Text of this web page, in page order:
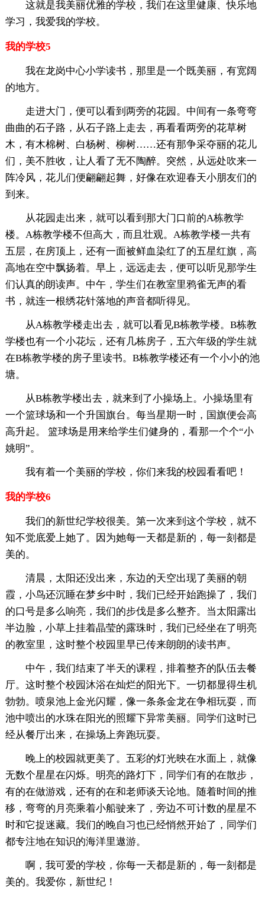
这就是我美丽优雅的学校，我们在这里健康、快乐地
学习，我爱我的学校。
我的学校5
我在龙岗中心小学读书，那里是一个既美丽，有宽阔
的地方。
走进大门，便可以看到两旁的花园。中间有一条弯弯
曲曲的石子路，从石子路上走去，再看看两旁的花草树
木，有木棉树、白杨树、柳树……还有那争采夺丽的花儿
们，美不胜收，让人看了无不陶醉。突然，从远处吹来一
阵冷风，花儿们便翩翩起舞，好像在欢迎春天小朋友们的
到来。
从花园走出来，就可以看到那大门口前的A栋教学
楼。A栋教学楼不但高大，而且壮观。A栋教学楼一共有
五层，在房顶上，还有一面被鲜血染红了的五星红旗，高
高地在空中飘扬着。早上，远远走去，便可以听见那学生
们认真的朗读声。中午，学生们在教室里鸦雀无声的看
书，就连一根绣花针落地的声音都听得见。
从A栋教学楼走出去，就可以看见B栋教学楼。B栋教
学楼也有一个小花坛，还有几栋房子，五六年级的学生就
在B栋教学楼的房子里读书。B栋教学楼还有一个小小的池
塘。
从B栋教学楼出去，就来到了小操场上。小操场里有
一个篮球场和一个升国旗台。每当星期一时，国旗便会高
高升起。 篮球场是用来给学生们健身的，看那一个个“小
姚明”。
我有着一个美丽的学校，你们来我的校园看看吧！
我的学校6
我们的新世纪学校很美。第一次来到这个学校，就不
知不觉底爱上她了。因为她每一天都是新的，每一刻都是
美的。
清晨，太阳还没出来，东边的天空出现了美丽的朝
霞，小鸟还沉睡在梦乡中时，我们已经开始跑操了，我们
的口号是多么响亮，我们的步伐是多么整齐。当太阳露出
半边脸，小草上挂着晶莹的露珠时，我们已经坐在了明亮
的教室里，这时整个校园里早已传来朗朗的读书声。
中午，我们结束了半天的课程，排着整齐的队伍去餐
厅。这时整个校园沐浴在灿烂的阳光下。一切都显得生机
勃勃。喷泉池上金光闪耀，像一条条金龙在争相玩耍，而
池中喷出的水珠在阳光的照耀下异常美丽。同学们这时已
经从餐厅出来，在操场上奔跑玩耍。
晚上的校园就更美了。五彩的灯光映在水面上，就像
无数个星星在闪烁。明亮的路灯下，同学们有的在散步，
有的在做游戏，还有的在和老师谈天论地。随着时间的推
移，弯弯的月亮乘着小船驶来了，旁边不可计数的星星不
时和它捉迷藏。我们的晚自习也已经悄然开始了，同学们
都专注地在知识的海洋里遨游。
啊，我可爱的学校，你每一天都是新的，每一刻都是
美的。我爱你，新世纪！